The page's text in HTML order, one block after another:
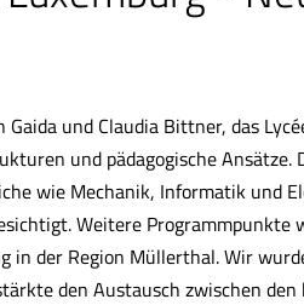
und Claudia Bittner, das
und pädagogische
wie Mechanik, Informatik und
Weitere
in der Region Müllerthal. Wir
den Austausch zwischen